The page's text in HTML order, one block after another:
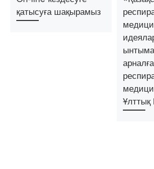
қатысуға шақырамыз
Ұлттық